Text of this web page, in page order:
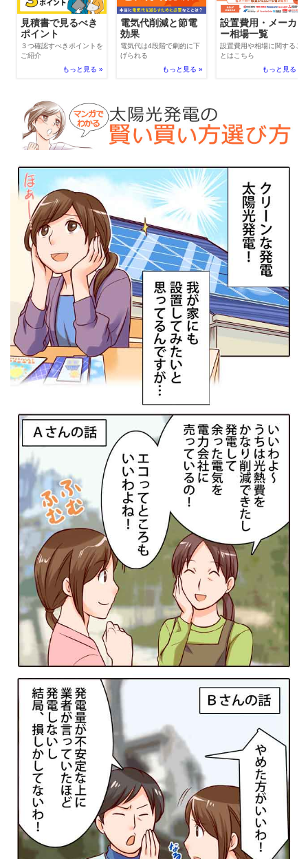
見積書で見るべき
ポイント
３つ確認すべきポイントを
ご紹介
もっと見る »
電気代削減と節電
効果
電気代は4段階で劇的に下
げられる
もっと見る »
設置費用・メーカ
ー相場一覧
設置費用や相場に関するこ
とはこちら
もっと見る »